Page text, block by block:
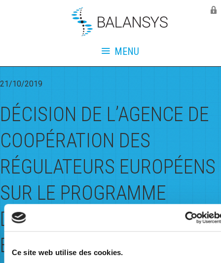
Ce site web utilise des cookies.
MENU
Monthly Archives:October
21/10/2019
DÉCISION DE L’AGENCE DE
COOPÉRATION DES
RÉGULATEURS EUROPÉENS
SUR LE PROGRAMME
D’ENGAGEMENT DE
BALANSYS